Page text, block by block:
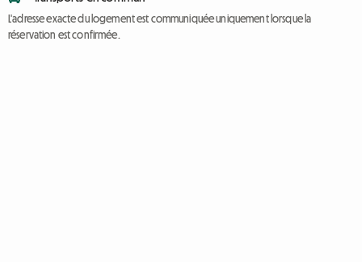
L'adresse exacte du logement est communiquée uniquement lorsque la
réservation est confirmée.